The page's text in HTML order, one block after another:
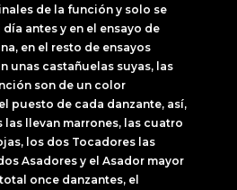
de la función y solo se
antes y en el ensayo de
en el resto de ensayos
unas castañuelas suyas, las
son de un color
puesto de cada danzante, así,
las llevan marrones, las cuatro
los dos Tocadores las
Asadores y el Asador mayor
once danzantes, el